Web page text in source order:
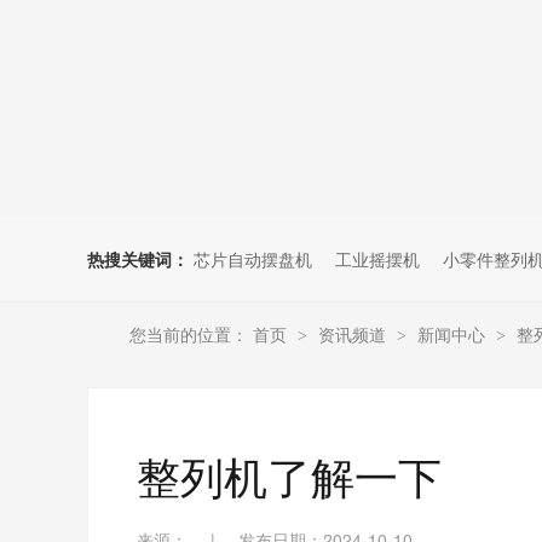
热搜关键词： 芯片自动摆盘机 工业摇摆机 小零件整列
您当前的位置： 首页 > 资讯频道 > 新闻中心 > 整
整列机了解一下